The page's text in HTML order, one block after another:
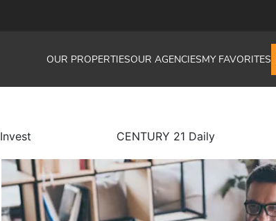
OUR PROPERTIESOUR AGENCIESMY FAVORITES
Invest CENTURY 21 Daily